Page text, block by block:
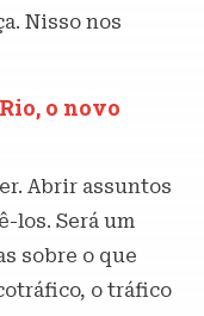
Nisso nos
o novo
Abrir assuntos
los. Será um
sobre o que
o tráfico